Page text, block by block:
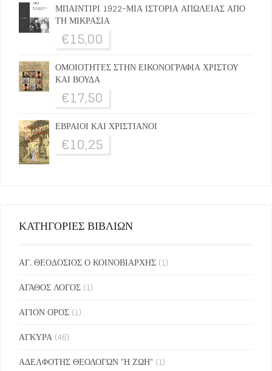
ΜΠΑΙΝΤΙΡΙ 1922-ΜΙΑ ΙΣΤΟΡΙΑ ΑΠΩΛΕΙΑΣ ΑΠΟ
ΤΗ ΜΙΚΡΑΣΙΑ
€15,00
ΟΜΟΙΟΤΗΤΕΣ ΣΤΗΝ ΕΙΚΟΝΟΓΡΑΦΙΑ ΧΡΙΣΤΟΥ
ΚΑΙ ΒΟΥΔΑ
€17,50
ΕΒΡΑΙΟΙ ΚΑΙ ΧΡΙΣΤΙΑΝΟΙ
€10,25
ΚΑΤΗΓΟΡΙΕΣ ΒΙΒΛΙΩΝ
ΑΓ. ΘΕΟΔΟΣΙΟΣ Ο ΚΟΙΝΟΒΙΑΡΧΗΣ (1)
ΑΓΑΘΟΣ ΛΟΓΟΣ (1)
ΑΓΙΟΝ ΟΡΟΣ (1)
ΑΓΚΥΡΑ (46)
ΑΔΕΛΦΟΤΗΣ ΘΕΟΛΟΓΩΝ "Η ΖΩΗ" (1)